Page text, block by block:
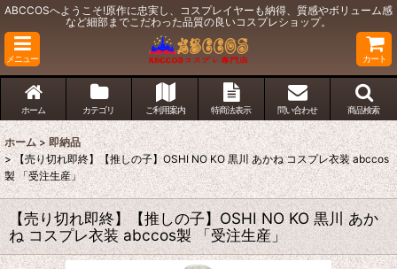
ABCCOSへようこそ!原作に忠実し、コスプレイヤーも納得、質感やボリューム感
など細部までこだわった品質の良いコスプレショップ。
メニュー カート
ホーム カテゴリ ご利用案内 特商法表示 問い合わせ 商品検索
ホーム > 即納品
> 【売り切れ即終】【推しの子】OSHI NO KO 黒川 あかね コスプレ衣装 abccos
製 「受注生産」
【売り切れ即終】【推しの子】OSHI NO KO 黒川 あか
ね コスプレ衣装 abccos製 「受注生産」